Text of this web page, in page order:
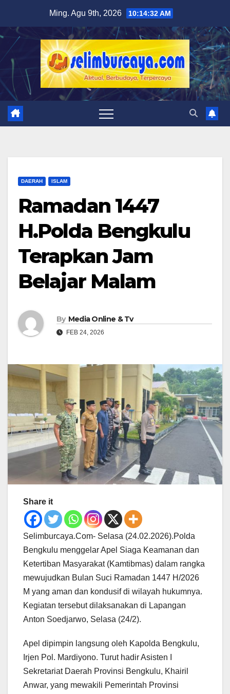
content
Ming. Agu 9th, 2026 10:14:33 AM
DAERAH ISLAM
Ramadan 1447
H.Polda Bengkulu
Terapkan Jam
Belajar Malam
By Media Online & Tv
FEB 24, 2026
Share it
Selimburcaya.Com- Selasa (24.02.2026).Polda
Bengkulu menggelar Apel Siaga Keamanan dan
Ketertiban Masyarakat (Kamtibmas) dalam rangka
mewujudkan Bulan Suci Ramadan 1447 H/2026
M yang aman dan kondusif di wilayah hukumnya.
Kegiatan tersebut dilaksanakan di Lapangan
Anton Soedjarwo, Selasa (24/2).
Apel dipimpin langsung oleh Kapolda Bengkulu,
Irjen Pol. Mardiyono. Turut hadir Asisten I
Sekretariat Daerah Provinsi Bengkulu, Khairil
Anwar, yang mewakili Pemerintah Provinsi